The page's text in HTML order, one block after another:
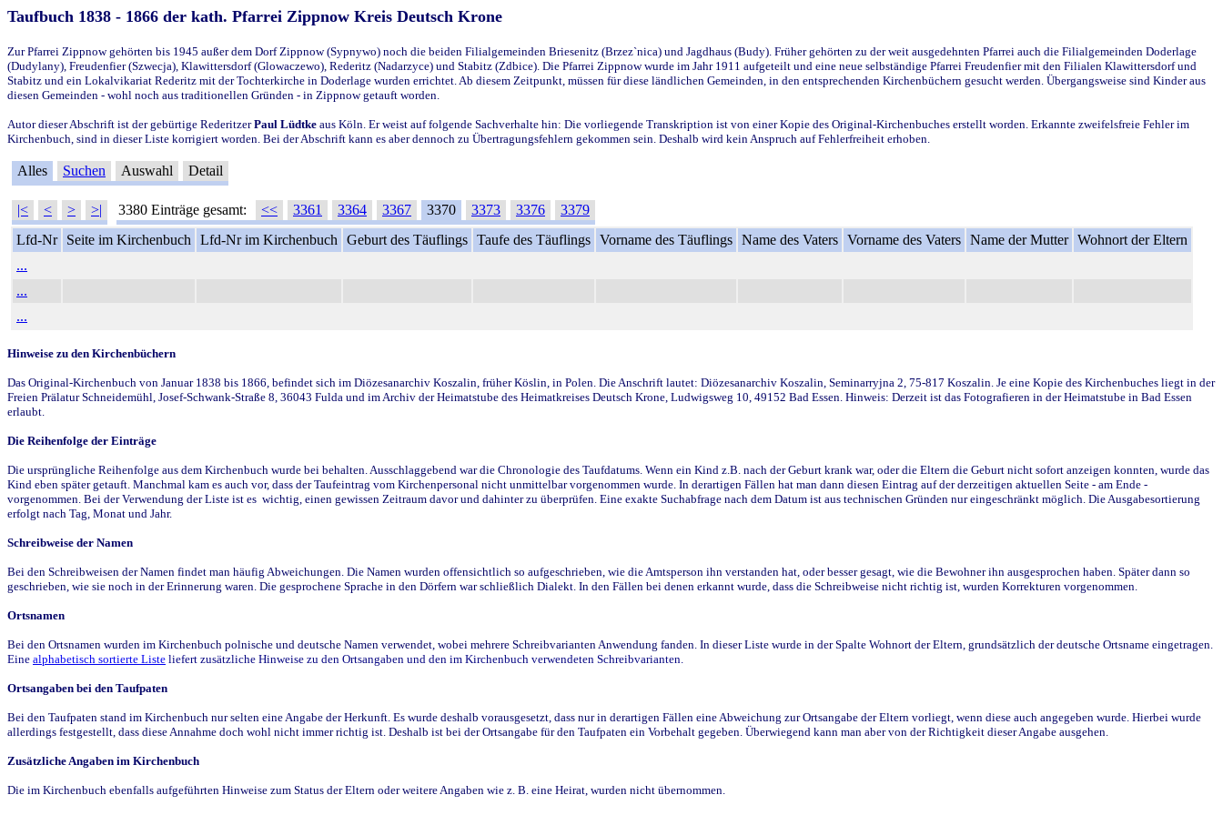
Taufbuch 1838 - 1866 der kath. Pfarrei Zippnow Kreis Deutsch Krone
Zur Pfarrei Zippnow gehörten bis 1945 außer dem Dorf Zippnow (Sypnywo) noch die beiden Filialgemeinden Briesenitz (Brzez`nica) und Jagdhaus (Budy). Früher gehörten zu der weit ausgedehnten Pfarrei auch die Filialgemeinden Doderlage
(Dudylany), Freudenfier (Szwecja), Klawittersdorf (Glowaczewo), Rederitz (Nadarzyce) und Stabitz (Zdbice). Die Pfarrei Zippnow wurde im Jahr 1911 aufgeteilt und eine neue selbständige Pfarrei Freudenfier mit den Filialen Klawittersdorf und
Stabitz und ein Lokalvikariat Rederitz mit der Tochterkirche in Doderlage wurden errichtet. Ab diesem Zeitpunkt, müssen für diese ländlichen Gemeinden, in den entsprechenden Kirchenbüchern gesucht werden. Übergangsweise sind Kinder aus
diesen Gemeinden - wohl noch aus traditionellen Gründen - in Zippnow getauft worden.
Autor dieser Abschrift ist der gebürtige RederitzerPaul Lüdtke aus Köln. Er weist auf folgende Sachverhalte hin: Die vorliegende Transkription ist von einer Kopie des Original-Kirchenbuches erstellt worden. Erkannte zweifelsfreie Fehler im
Kirchenbuch, sind in dieser Liste korrigiert worden. Bei der Abschrift kann es aber dennoch zu Übertragungsfehlern gekommen sein. Deshalb wird kein Anspruch auf Fehlerfreiheit erhoben.
Alles Suchen Auswahl Detail
|< < > >| 3380 Einträge gesamt: << 3361 3364 3367 3370 3373 3376
3379
Lfd-Nr
Seite im Kirchenbuch Lfd-Nr im Kirchenbuch Geburt des Täuflings Taufe des Täuflings Vorname des Täuflings Name des Vaters Vorname des Vaters Name der Mutter Wohnort der Eltern
...
...
...
Hinweise zu den Kirchenbüchern
Das Original-Kirchenbuch von Januar 1838 bis 1866, befindet sich im Diözesanarchiv Koszalin, früher Köslin, in Polen. Die Anschrift lautet: Diözesanarchiv Koszalin, Seminarryjna 2, 75-817 Koszalin. Je eine Kopie des Kirchenbuches liegt in der
Freien Prälatur Schneidemühl, Josef-Schwank-Straße 8, 36043 Fulda und im Archiv der Heimatstube des Heimatkreises Deutsch Krone, Ludwigsweg 10, 49152 Bad Essen. Hinweis: Derzeit ist das Fotografieren in der Heimatstube in Bad Essen
erlaubt.
Die Reihenfolge der Einträge
Die ursprüngliche Reihenfolge aus dem Kirchenbuch wurde bei behalten. Ausschlaggebend war die Chronologie des Taufdatums. Wenn ein Kind z.B. nach der Geburt krank war, oder die Eltern die Geburt nicht sofort anzeigen konnten, wurde das
Kind eben später getauft. Manchmal kam es auch vor, dass der Taufeintrag vom Kirchenpersonal nicht unmittelbar vorgenommen wurde. In derartigen Fällen hat man dann diesen Eintrag auf der derzeitigen aktuellen Seite - am Ende -
vorgenommen. Bei der Verwendung der Liste ist es wichtig, einen gewissen Zeitraum davor und dahinter zu überprüfen. Eine exakte Suchabfrage nach dem Datum ist aus technischen Gründen nur eingeschränkt möglich. Die Ausgabesortierung
erfolgt nach Tag, Monat und Jahr.
Schreibweise der Namen
Bei den Schreibweisen der Namen findet man häufig Abweichungen. Die Namen wurden offensichtlich so aufgeschrieben, wie die Amtsperson ihn verstanden hat, oder besser gesagt, wie die Bewohner ihn ausgesprochen haben. Später dann so
geschrieben, wie sie noch in der Erinnerung waren. Die gesprochene Sprache in den Dörfern war schließlich Dialekt. In den Fällen bei denen erkannt wurde, dass die Schreibweise nicht richtig ist, wurden Korrekturen vorgenommen.
Ortsnamen
Bei den Ortsnamen wurden im Kirchenbuch polnische und deutsche Namen verwendet, wobei mehrere Schreibvarianten Anwendung fanden. In dieser Liste wurde in der Spalte Wohnort der Eltern, grundsätzlich der deutsche Ortsname eingetragen.
Eine alphabetisch sortierte Liste liefert zusätzliche Hinweise zu den Ortsangaben und den im Kirchenbuch verwendeten Schreibvarianten.
Ortsangaben bei den Taufpaten
Bei den Taufpaten stand im Kirchenbuch nur selten eine Angabe der Herkunft. Es wurde deshalb vorausgesetzt, dass nur in derartigen Fällen eine Abweichung zur Ortsangabe der Eltern vorliegt, wenn diese auch angegeben wurde. Hierbei wurde
allerdings festgestellt, dass diese Annahme doch wohl nicht immer richtig ist. Deshalb ist bei der Ortsangabe für den Taufpaten ein Vorbehalt gegeben. Überwiegend kann man aber von der Richtigkeit dieser Angabe ausgehen.
Zusätzliche Angaben im Kirchenbuch
Die im Kirchenbuch ebenfalls aufgeführten Hinweise zum Status der Eltern oder weitere Angaben wie z. B. eine Heirat, wurden nicht übernommen.